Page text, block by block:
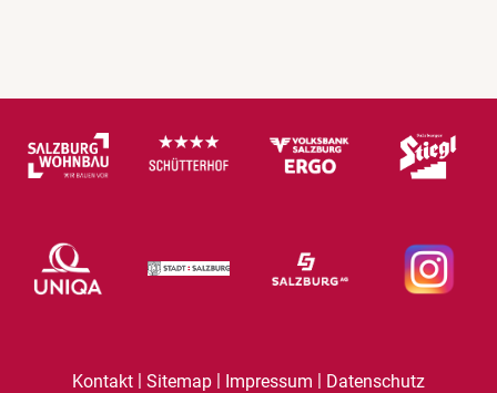
Kontakt | Sitemap | Impressum | Datenschutz